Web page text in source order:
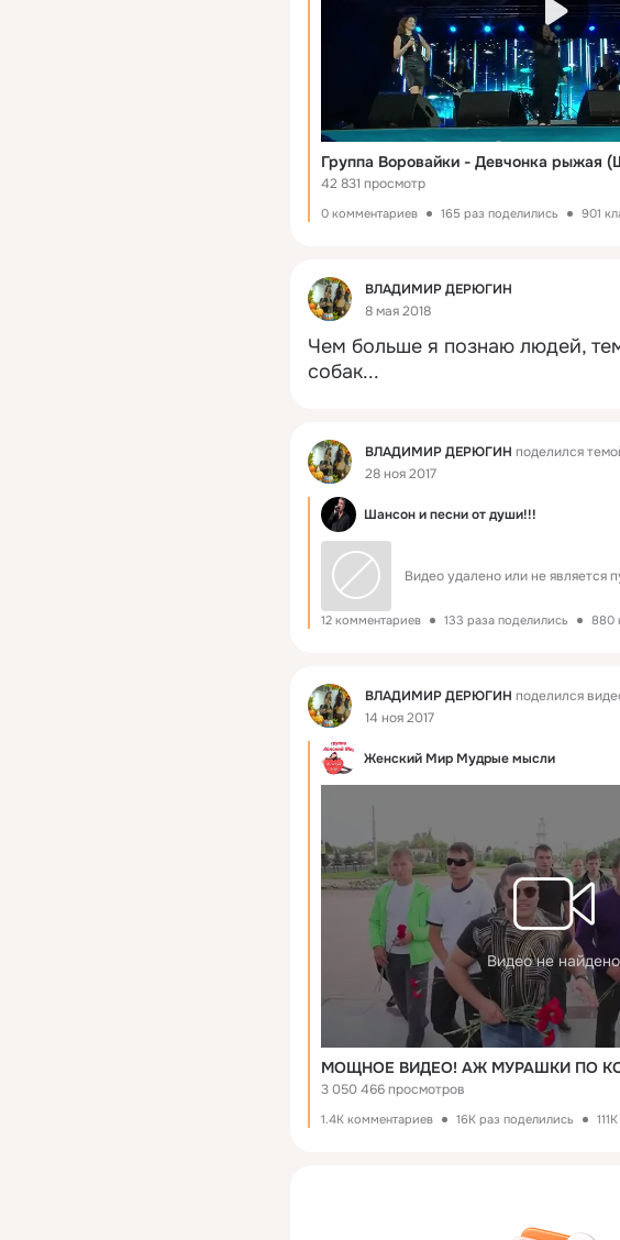
42 831 просмотр
0 комментариев 165 раз поделились 901
Фид
ВЛАДИМИР ДЕРЮГИН
8 мая 2018
Чем больше я познаю людей,
собак...
Фид ВЛАДИМИР ДЕРЮГИН поделился
28 ноя 2017
Шансон и песни от души!!!
Видео удалено или не является
12 комментариев 133 раза поделились 880
Фид ВЛАДИМИР ДЕРЮГИН поделился
14 ноя 2017
Женский Мир Мудрые мысли
Видео не найдено
МОЩНОЕ ВИДЕО! АЖ МУРАШКИ ПО
3 050 466 просмотров
1.4K комментариев 16K раз поделились